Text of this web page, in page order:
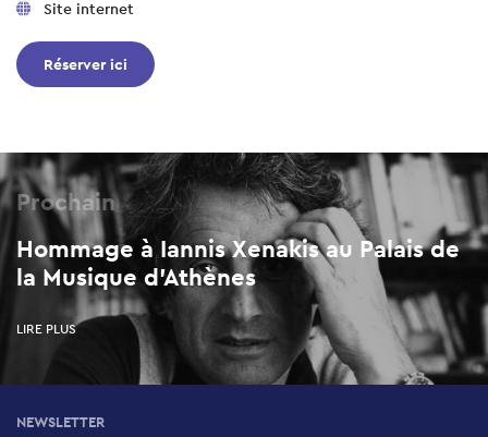
Site internet
Réserver ici
Prochain
Hommage à Iannis Xenakis au Palais de
la Musique d'Athènes
LIRE PLUS
NEWSLETTER